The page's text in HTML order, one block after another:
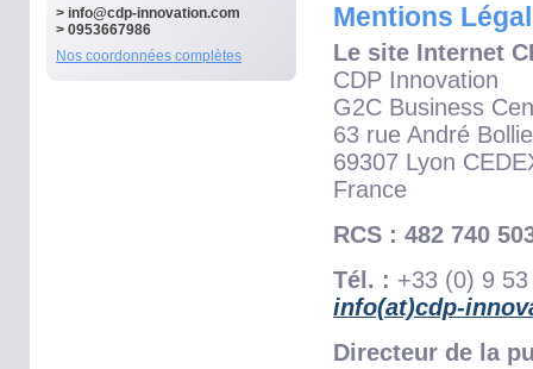
> info@cdp-innovation.com
> 0953667986
Nos coordonnées complètes
Mentions
Le site Internet
CDP Innovation
G2C Business
63 rue André
69307 Lyon
France
RCS : 482 740
Tél. : +33 (0) 9
info(at)cdp-
Directeur de la